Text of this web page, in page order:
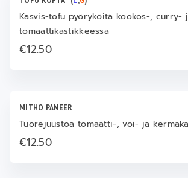
Kasvis-tofu pyöryköitä kookos-, curry-
tomaattikastikkeessa
€12.50
MITHO PANEER
Tuorejuustoa tomaatti-, voi- ja
€12.50